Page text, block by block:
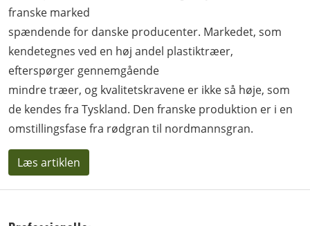
franske marked
spændende for danske producenter. Markedet, som
kendetegnes ved en høj andel plastiktræer,
efterspørger gennemgående
mindre træer, og kvalitetskravene er ikke så høje, som
de kendes fra Tyskland. Den franske produktion er i en
omstillingsfase fra rødgran til nordmannsgran.
Læs artiklen